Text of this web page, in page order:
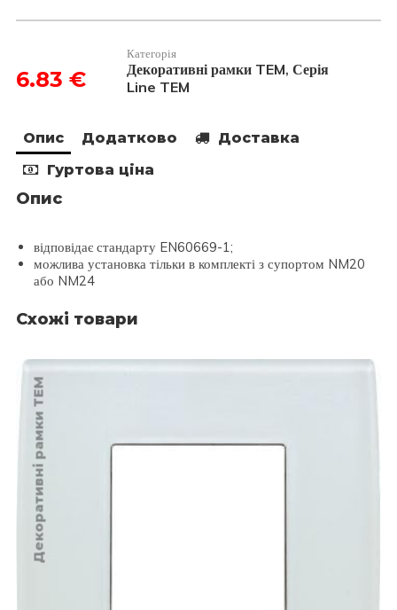
Line
OL20ES
кількість
6.83 €
Категорія
Декоративні рамки TEM, Серія
Line TEM
Опис Додатково
Доставка
Гуртова ціна
Опис
відповідає стандарту EN60669-1;
можлива установка тільки в комплекті з супортом NM20
або NM24
Схожі товари
Декоративні рамки TEM